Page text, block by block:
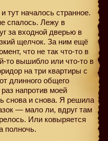
и тут началось странное.
спалось. Лежу в
за входной дверью в
щелчок. За ним ещё
что не так что-то в
то вышибло или что-то в
на три квартиры с
длинного общего
напротив моей
снова и снова. Я решила
— мало ли, вдруг там
Или ковыряется
полночь.